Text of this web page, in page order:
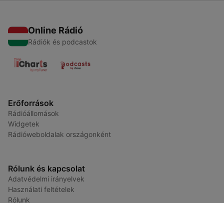
Online Rádió
Rádiók és podcastok
Erőforrások
Rádióállomások
Widgetek
Rádióweboldalak országonként
Rólunk és kapcsolat
Adatvédelmi irányelvek
Használati feltételek
Rólunk